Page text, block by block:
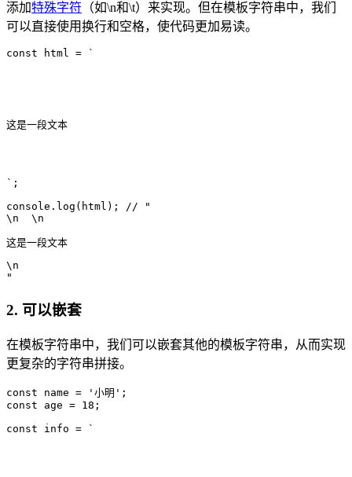
添加特殊字符 （如\n和\t）来实现。但在模板字符串中，我们
可以直接使用换行和空格，使代码更加易读。
const html = `
这是一段文本
`;
console.log(html); // "
\n  \n
这是一段文本
\n
"
2. 可以嵌套
在模板字符串中，我们可以嵌套其他的模板字符串，从而实现
更复杂的字符串拼接。
const name = '小明';
const age = 18;
const info = `